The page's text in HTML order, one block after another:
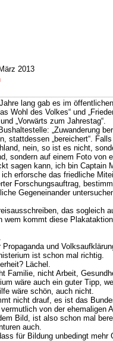
2013
lang gab es im
Wohl des Volkes“ und
„Vorwärts zum Jahrestag“.
„Zuwanderung
stattdessen „bereichert“.
nein, so ist es nicht,
sondern auf einem Foto von
sagen kann, ich bin Captain
erforsche das friedliche
Forschungsauftrag,
Gegeneinander
das sogleich
wem kommt diese
Propaganda und
ist schon mal richtig.
Lächel.
Familie, nicht Arbeit,
wäre auch ein guter Tipp,
wäre schön, auch nicht.
nicht drauf, es ist das
von der ehemaligen
Bild, ist also schon mal
auch.
für Bildung unbedingt mehr